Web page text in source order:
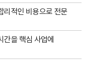
리적인 비용으로 전문
간을 핵심 사업에